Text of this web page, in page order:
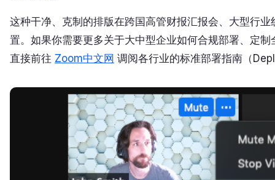
这种干净、克制的排版在跨国高管财报汇报会、大型行
置。如果你需要更多关于大中型企业如何合规部署、定
直接前往 Zoom中文网 调阅各行业的标准部署指南（